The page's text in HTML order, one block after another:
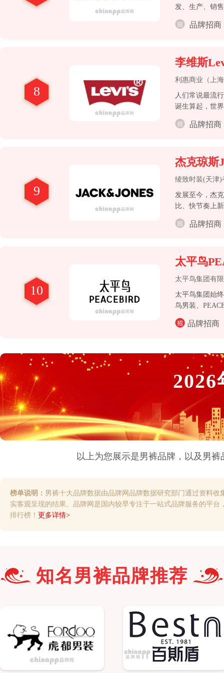
发、生产、销
工万余名，品
品牌招商
8
李维斯
利惠商业（上
人们常说最流
诞生算起，世
识，随着牛仔
品牌招商
9
杰克琼斯
绫致时装(天津)
发展至今，杰
比、快节奏上
品牌招商
10
太平鸟
太平鸟集团有
太平鸟集团始
鸟男装、
牌矩阵不断完
品牌招商
2026
以上为您展示是男裤品牌，以及 男裤
榜单说明： 男裤十大品牌数据由品牌网品牌数据研究部门通过资料
实客观呈现的结果。品牌网是国内较早专注于一站式品牌服务的平
排行榜！ 更多详情>
知名男裤品牌推荐